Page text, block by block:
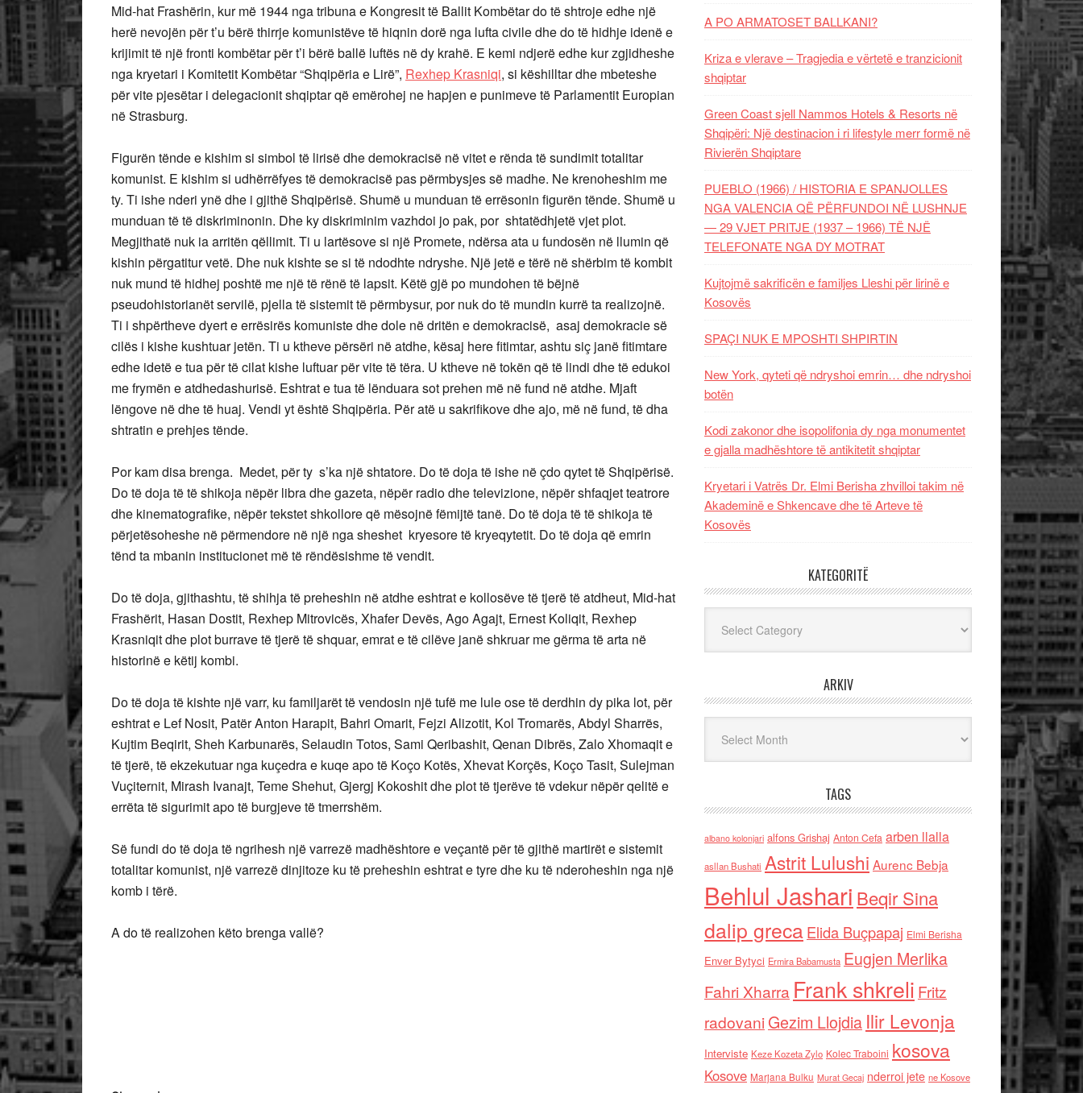
Mid-hat Frashërin, kur më 1944 nga tribuna e Kongresit të Ballit Kombëtar do të shtroje edhe një
herë nevojën për t’u bërë thirrje komunistëve të hiqnin dorë nga lufta civile dhe do të hidhje idenë e
krijimit të një fronti kombëtar për t’i bërë ballë luftës në dy krahë. E kemi ndjerë edhe kur zgjidheshe
nga kryetari i Komitetit Kombëtar “Shqipëria e Lirë”, Rexhep Krasniqi, si këshilltar dhe mbeteshe
për vite pjesëtar i delegacionit shqiptar që emërohej ne hapjen e punimeve të Parlamentit Europian
në Strasburg.
Figurën tënde e kishim si simbol të lirisë dhe demokracisë në vitet e rënda të sundimit totalitar
komunist. E kishim si udhërrëfyes të demokracisë pas përmbysjes së madhe. Ne krenoheshim me
ty. Ti ishe nderi ynë dhe i gjithë Shqipërisë. Shumë u munduan të errësonin figurën tënde. Shumë u
munduan të të diskriminonin. Dhe ky diskriminim vazhdoi jo pak, por shtatëdhjetë vjet plot.
Megjithatë nuk ia arritën qëllimit. Ti u lartësove si një Promete, ndërsa ata u fundosën në llumin që
kishin përgatitur vetë. Dhe nuk kishte se si të ndodhte ndryshe. Një jetë e tërë në shërbim të kombit
nuk mund të hidhej poshtë me një të rënë të lapsit. Këtë gjë po mundohen të bëjnë
pseudohistorianët servilë, pjella të sistemit të përmbysur, por nuk do të mundin kurrë ta realizojnë.
Ti i shpërtheve dyert e errësirës komuniste dhe dole në dritën e demokracisë, asaj demokracie së
cilës i kishe kushtuar jetën. Ti u ktheve përsëri në atdhe, kësaj here fitimtar, ashtu siç janë fitimtare
edhe idetë e tua për të cilat kishe luftuar për vite të tëra. U ktheve në tokën që të lindi dhe të edukoi
me frymën e atdhedashurisë. Eshtrat e tua të lënduara sot prehen më në fund në atdhe. Mjaft
lëngove në dhe të huaj. Vendi yt është Shqipëria. Për atë u sakrifikove dhe ajo, më në fund, të dha
shtratin e prehjes tënde.
Por kam disa brenga. Medet, për ty s’ka një shtatore. Do të doja të ishe në çdo qytet të Shqipërisë.
Do të doja të të shikoja nëpër libra dhe gazeta, nëpër radio dhe televizione, nëpër shfaqjet teatrore
dhe kinematografike, nëpër tekstet shkollore që mësojnë fëmijtë tanë. Do të doja të të shikoja të
përjetësoheshe në përmendore në një nga sheshet kryesore të kryeqytetit. Do të doja që emrin
tënd ta mbanin institucionet më të rëndësishme të vendit.
Do të doja, gjithashtu, të shihja të preheshin në atdhe eshtrat e kollosëve të tjerë të atdheut, Mid-hat
Frashërit, Hasan Dostit, Rexhep Mitrovicës, Xhafer Devës, Ago Agajt, Ernest Koliqit, Rexhep
Krasniqit dhe plot burrave të tjerë të shquar, emrat e të cilëve janë shkruar me gërma të arta në
historinë e këtij kombi.
Do të doja të kishte një varr, ku familjarët të vendosin një tufë me lule ose të derdhin dy pika lot, për
eshtrat e Lef Nosit, Patër Anton Harapit, Bahri Omarit, Fejzi Alizotit, Kol Tromarës, Abdyl Sharrës,
Kujtim Beqirit, Sheh Karbunarës, Selaudin Totos, Sami Qeribashit, Qenan Dibrës, Zalo Xhomaqit e
të tjerë, të ekzekutuar nga kuçedra e kuqe apo të Koço Kotës, Xhevat Korçës, Koço Tasit, Sulejman
Vuçiternit, Mirash Ivanajt, Teme Shehut, Gjergj Kokoshit dhe plot të tjerëve të vdekur nëpër qelitë e
errëta të sigurimit apo të burgjeve të tmerrshëm.
Së fundi do të doja të ngrihesh një varrezë madhështore e veçantë për të gjithë martirët e sistemit
totalitar komunist, një varrezë dinjitoze ku të preheshin eshtrat e tyre dhe ku të nderoheshin nga një
komb i tërë.
A do të realizohen këto brenga vallë?
A PO ARMATOSET BALLKANI?
Kriza e vlerave – Tragjedia e vërtetë e tranzicionit
shqiptar
Green Coast sjell Nammos Hotels & Resorts në
Shqipëri: Një destinacion i ri lifestyle merr formë në
Rivierën Shqiptare
PUEBLO (1966) / HISTORIA E SPANJOLLES
NGA VALENCIA QË PËRFUNDOI NË LUSHNJE
— 29 VJET PRITJE (1937 – 1966) TË NJË
TELEFONATE NGA DY MOTRAT
Kujtojmë sakrificën e familjes Lleshi për lirinë e
Kosovës
SPAÇI NUK E MPOSHTI SHPIRTIN
New York, qyteti që ndryshoi emrin… dhe ndryshoi
botën
Kodi zakonor dhe isopolifonia dy nga monumentet
e gjalla madhështore të antikitetit shqiptar
Kryetari i Vatrës Dr. Elmi Berisha zhvilloi takim në
Akademinë e Shkencave dhe të Arteve të
Kosovës
KATEGORITË
ARKIV
TAGS
albano kolonjari alfons Grishaj Anton Cefa arben llalla
asllan Bushati Astrit Lulushi Aurenc Bebja
Behlul Jashari Beqir Sina
dalip grecaElida Buçpapaj Elmi Berisha
Enver Bytyci Ermira Babamusta Eugjen Merlika
Fahri Xharra Frank shkreli Fritz
radovaniGezim Llojdia Ilir Levonja
Interviste Keze Kozeta Zylo Kolec Traboini kosova
Kosove Marjana Bulku Murat Gecaj nderroi jete ne Kosove